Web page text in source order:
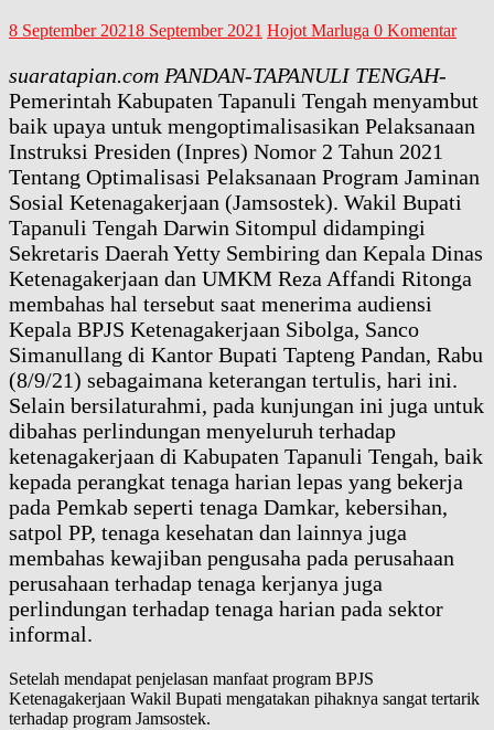
8 September 20218 September 2021 Hojot Marluga 0 Komentar
suaratapian.com PANDAN-TAPANULI TENGAH-
Pemerintah Kabupaten Tapanuli Tengah menyambut
baik upaya untuk mengoptimalisasikan Pelaksanaan
Instruksi Presiden (Inpres) Nomor 2 Tahun 2021
Tentang Optimalisasi Pelaksanaan Program Jaminan
Sosial Ketenagakerjaan (Jamsostek). Wakil Bupati
Tapanuli Tengah Darwin Sitompul didampingi
Sekretaris Daerah Yetty Sembiring dan Kepala Dinas
Ketenagakerjaan dan UMKM Reza Affandi Ritonga
membahas hal tersebut saat menerima audiensi
Kepala BPJS Ketenagakerjaan Sibolga, Sanco
Simanullang di Kantor Bupati Tapteng Pandan, Rabu
(8/9/21) sebagaimana keterangan tertulis, hari ini.
Selain bersilaturahmi, pada kunjungan ini juga untuk
dibahas perlindungan menyeluruh terhadap
ketenagakerjaan di Kabupaten Tapanuli Tengah, baik
kepada perangkat tenaga harian lepas yang bekerja
pada Pemkab seperti tenaga Damkar, kebersihan,
satpol PP, tenaga kesehatan dan lainnya juga
membahas kewajiban pengusaha pada perusahaan
perusahaan terhadap tenaga kerjanya juga
perlindungan terhadap tenaga harian pada sektor
informal.
Setelah mendapat penjelasan manfaat program BPJS
Ketenagakerjaan Wakil Bupati mengatakan pihaknya sangat tertarik
terhadap program Jamsostek.